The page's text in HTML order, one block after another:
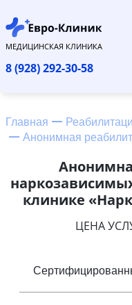
МЕДИЦИНСКАЯ КЛИНИКА
8 (928) 292-30-58
Главная
Анонимная
клинике
ЦЕНА